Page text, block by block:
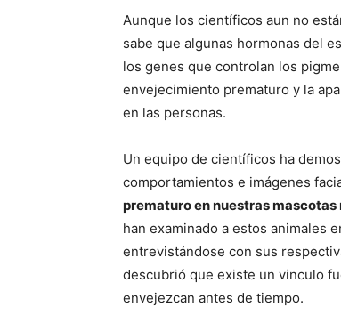
Aunque los científicos aun no
sabe que algunas hormonas del
los genes que controlan los
envejecimiento prematuro y la
en las personas.
Un equipo de científicos ha
comportamientos e imágenes
prematuro en nuestras
han examinado a estos animales
entrevistándose con sus
descubrió que existe un vinculo
envejezcan antes de tiempo.